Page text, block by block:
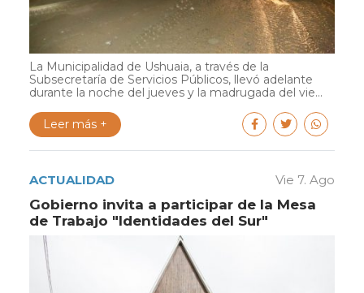
La Municipalidad de Ushuaia, a través de la
Subsecretaría de Servicios Públicos, llevó adelante
durante la noche del jueves y la madrugada del vie...
Leer más +
ACTUALIDAD Vie 7. Ago
Gobierno invita a participar de la Mesa
de Trabajo "Identidades del Sur"